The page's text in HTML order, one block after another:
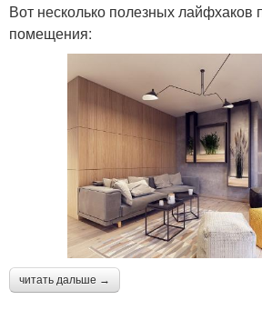
Вот несколько полезных
помещения:
читать дальше →